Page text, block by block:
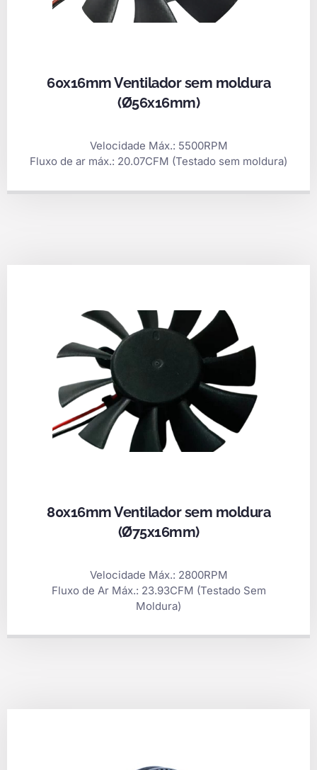
60x16mm Ventilador sem moldura
(Ø56x16mm)
Velocidade Máx.: 5500RPM
Fluxo de ar máx.: 20.07CFM (Testado sem moldura)
80x16mm Ventilador sem moldura
(Ø75x16mm)
Velocidade Máx.: 2800RPM
Fluxo de Ar Máx.: 23.93CFM (Testado Sem
Moldura)